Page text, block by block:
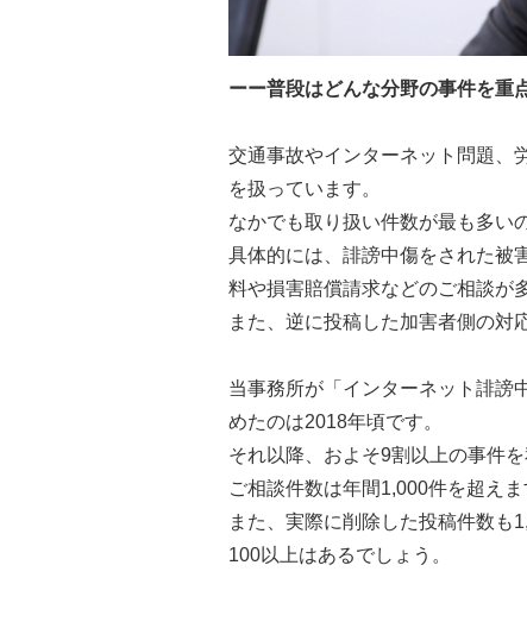
ーー普段はどんな分野の事件を重
交通事故やインターネット問題、
を扱っています。
なかでも取り扱い件数が最も多い
具体的には、誹謗中傷をされた被
料や損害賠償請求などのご相談が
また、逆に投稿した加害者側の対
当事務所が「インターネット誹謗
めたのは2018年頃です。
それ以降、およそ9割以上の事件
ご相談件数は年間1,000件を超えま
また、実際に削除した投稿件数も
100以上はあるでしょう。